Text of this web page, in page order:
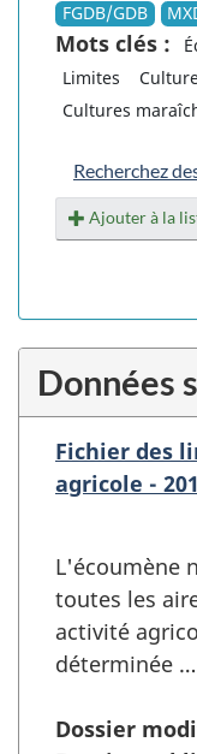
FGDB/GDB
Mots clés :
Limites
Cultures
Recherchez
Ajouter à la
Données
Fichier des
agricole -
L'écoumène
toutes les
activité
déterminée …
Dossier